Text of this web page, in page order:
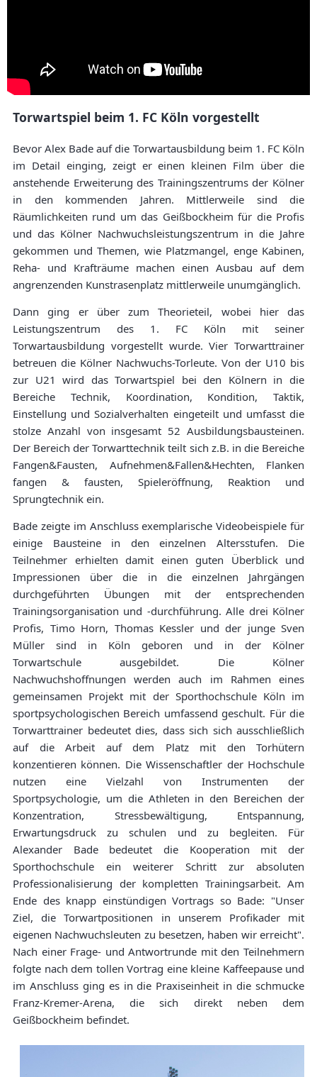
Torwartspiel beim 1. FC Köln vorgestellt
Bevor Alex Bade auf die Torwartausbildung beim 1. FC Köln
im Detail einging, zeigt er einen kleinen Film über die
anstehende Erweiterung des Trainingszentrums der Kölner
in den kommenden Jahren. Mittlerweile sind die
Räumlichkeiten rund um das Geißbockheim für die Profis
und das Kölner Nachwuchsleistungszentrum in die Jahre
gekommen und Themen, wie Platzmangel, enge Kabinen,
Reha- und Krafträume machen einen Ausbau auf dem
angrenzenden Kunstrasenplatz mittlerweile unumgänglich.
Dann ging er über zum Theorieteil, wobei hier das
Leistungszentrum des 1. FC Köln mit seiner
Torwartausbildung vorgestellt wurde. Vier Torwarttrainer
betreuen die Kölner Nachwuchs-Torleute. Von der U10 bis
zur U21 wird das Torwartspiel bei den Kölnern in die
Bereiche Technik, Koordination, Kondition, Taktik,
Einstellung und Sozialverhalten eingeteilt und umfasst die
stolze Anzahl von insgesamt 52 Ausbildungsbausteinen.
Der Bereich der Torwarttechnik teilt sich z.B. in die Bereiche
Fangen&Fausten, Aufnehmen&Fallen&Hechten, Flanken
fangen & fausten, Spieleröffnung, Reaktion und
Sprungtechnik ein.
Bade zeigte im Anschluss exemplarische Videobeispiele für
einige Bausteine in den einzelnen Altersstufen. Die
Teilnehmer erhielten damit einen guten Überblick und
Impressionen über die in die einzelnen Jahrgängen
durchgeführten Übungen mit der entsprechenden
Trainingsorganisation und -durchführung. Alle drei Kölner
Profis, Timo Horn, Thomas Kessler und der junge Sven
Müller sind in Köln geboren und in der Kölner
Torwartschule ausgebildet. Die Kölner
Nachwuchshoffnungen werden auch im Rahmen eines
gemeinsamen Projekt mit der Sporthochschule Köln im
sportpsychologischen Bereich umfassend geschult. Für die
Torwarttrainer bedeutet dies, dass sich sich ausschließlich
auf die Arbeit auf dem Platz mit den Torhütern
konzentieren können. Die Wissenschaftler der Hochschule
nutzen eine Vielzahl von Instrumenten der
Sportpsychologie, um die Athleten in den Bereichen der
Konzentration, Stressbewältigung, Entspannung,
Erwartungsdruck zu schulen und zu begleiten. Für
Alexander Bade bedeutet die Kooperation mit der
Sporthochschule ein weiterer Schritt zur absoluten
Professionalisierung der kompletten Trainingsarbeit. Am
Ende des knapp einstündigen Vortrags so Bade: "Unser
Ziel, die Torwartpositionen in unserem Profikader mit
eigenen Nachwuchsleuten zu besetzen, haben wir erreicht".
Nach einer Frage- und Antwortrunde mit den Teilnehmern
folgte nach dem tollen Vortrag eine kleine Kaffeepause und
im Anschluss ging es in die Praxiseinheit in die schmucke
Franz-Kremer-Arena, die sich direkt neben dem
Geißbockheim befindet.